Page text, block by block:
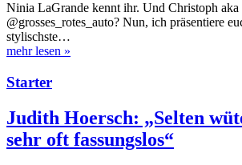
Ninia LaGrande kennt ihr. Und Christoph aka
@grosses_rotes_auto? Nun, ich präsentiere
stylischste…
mehr lesen »
Starter
Judith Hoersch: „Selten
sehr oft fassungslos“